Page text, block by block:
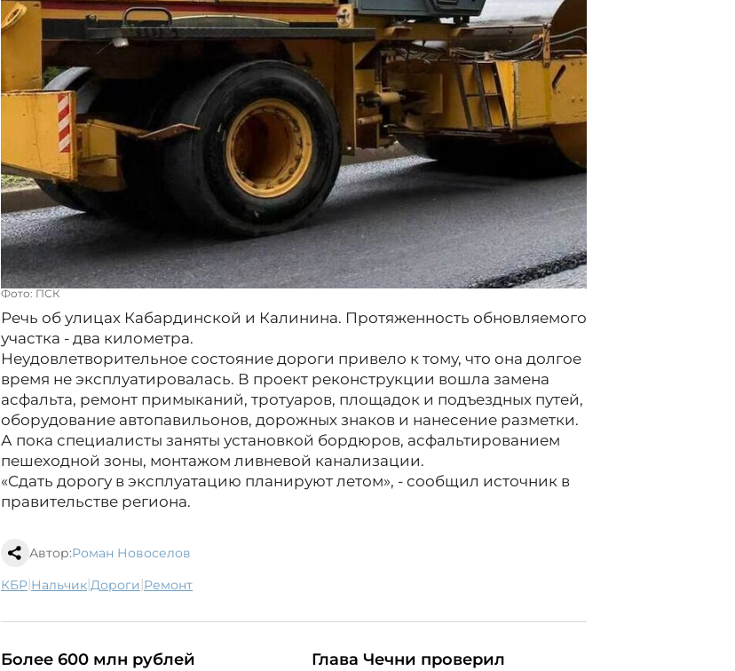
Фото: ПСК
Речь об улицах Кабардинской и Калинина. Протяженность обновляемого
участка - два километра.
Неудовлетворительное состояние дороги привело к тому, что она долгое
время не эксплуатировалась. В проект реконструкции вошла замена
асфальта, ремонт примыканий, тротуаров, площадок и подъездных путей,
оборудование автопавильонов, дорожных знаков и нанесение разметки.
А пока специалисты заняты установкой бордюров, асфальтированием
пешеходной зоны, монтажом ливневой канализации.
«Сдать дорогу в эксплуатацию планируют летом», - сообщил источник в
правительстве региона.
Автор:Роман Новоселов
КБР| Нальчик| дороги| ремонт
Более 600 млн рублей
Глава Чечни проверил